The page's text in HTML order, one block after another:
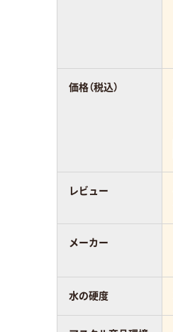
価格（税込）
レビュー
メーカー
水の硬度